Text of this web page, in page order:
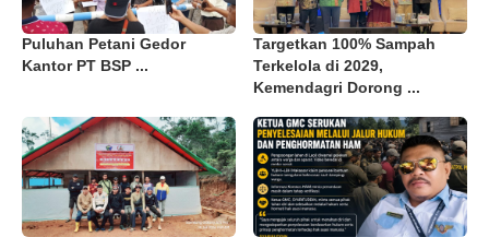
Puluhan Petani Gedor
Kantor PT BSP ...
Targetkan 100% Sampah
Terkelola di 2029,
Kemendagri Dorong ...